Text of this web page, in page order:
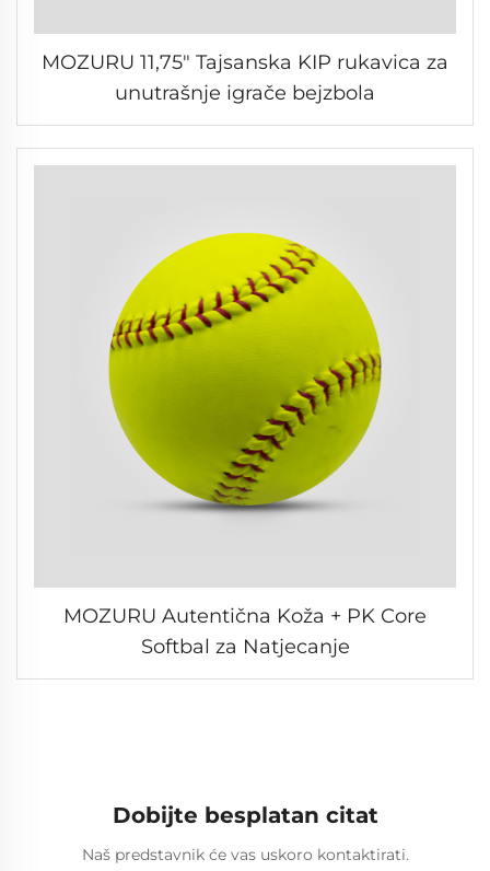
MOZURU 11,75" Tajsanska KIP rukavica za
unutrašnje igrače bejzbola
MOZURU Autentična Koža + PK Core
Softbal za Natjecanje
Dobijte besplatan citat
Naš predstavnik će vas uskoro kontaktirati.